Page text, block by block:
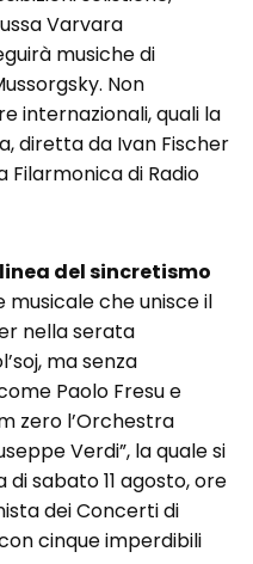
Varvara
musiche di
Non
internazionali, quali la
diretta da Ivan Fischer
Filarmonica di Radio
del sincretismo
che unisce il
nella serata
ma senza
Paolo Fresu e
zero l’Orchestra
Verdi”, la quale si
sabato 11 agosto, ore
dei Concerti di
cinque imperdibili